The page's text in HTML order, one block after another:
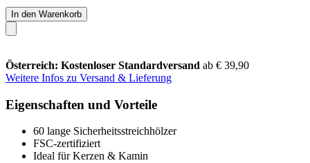
In den Warenkorb
Österreich: Kostenloser Standardversand ab € 39,90
Weitere Infos zu Versand & Lieferung
Eigenschaften und Vorteile
60 lange Sicherheitsstreichhölzer
FSC-zertifiziert
Ideal für Kerzen & Kamin